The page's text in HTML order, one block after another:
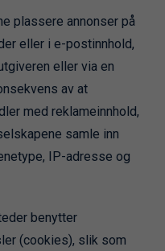
plassere annonser på
eller i e-postinnhold,
eller via en
av at
med reklameinnhold,
samle inn
IP-adresse og
benytter
(cookies), slik som